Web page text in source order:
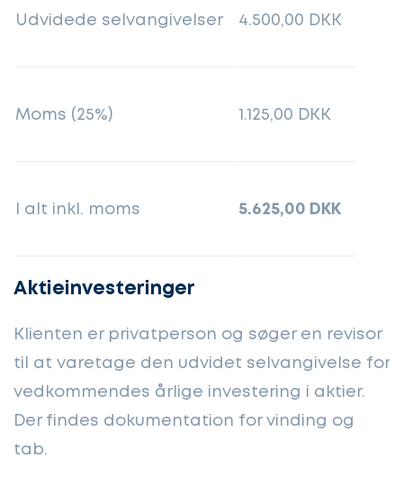
Udvidede selvangivelser 4.500,00 DKK
Moms (25%) 1.125,00 DKK
I alt inkl. moms 5.625,00 DKK
Aktieinvesteringer
Klienten er privatperson og søger en revisor
til at varetage den udvidet selvangivelse for
vedkommendes årlige investering i aktier.
Der findes dokumentation for vinding og
tab.